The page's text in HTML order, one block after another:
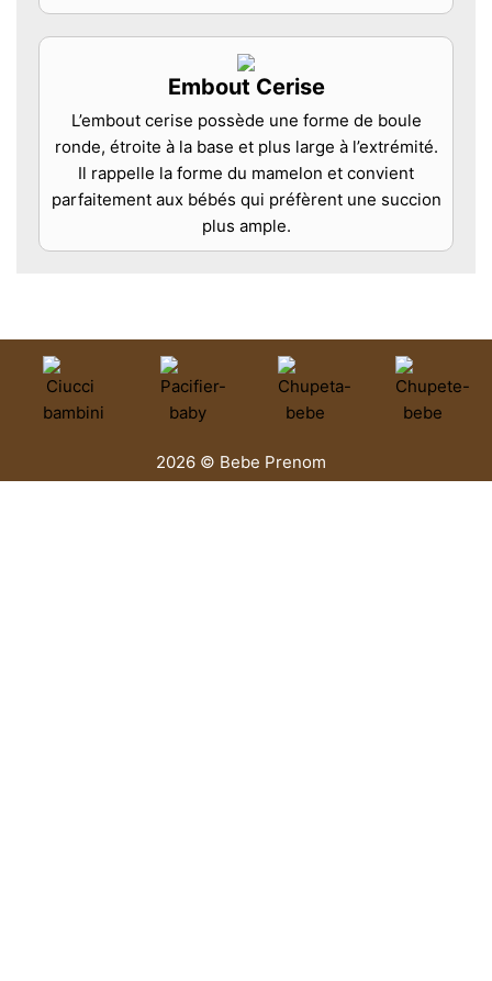
Embout Cerise
L’embout cerise possède une forme de boule
ronde, étroite à la base et plus large à l’extrémité.
Il rappelle la forme du mamelon et convient
parfaitement aux bébés qui préfèrent une succion
plus ample.
2026 © Bebe Prenom